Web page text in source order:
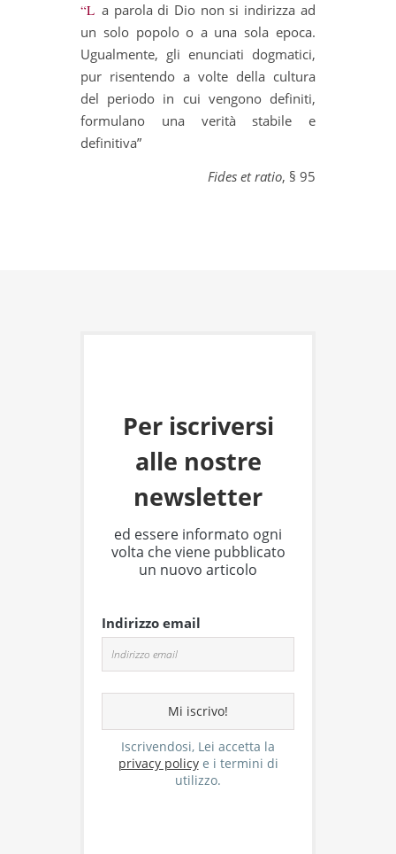
“La parola di Dio non si indirizza ad
un solo popolo o a una sola epoca.
Ugualmente, gli enunciati dogmatici,
pur risentendo a volte della cultura
del periodo in cui vengono definiti,
formulano una verità stabile e
definitiva”
Fides et ratio, § 95
Per iscriversi
alle nostre
newsletter
ed essere informato ogni
volta che viene pubblicato
un nuovo articolo
Indirizzo email
Iscrivendosi, Lei accetta la
privacy policye i termini di
utilizzo.